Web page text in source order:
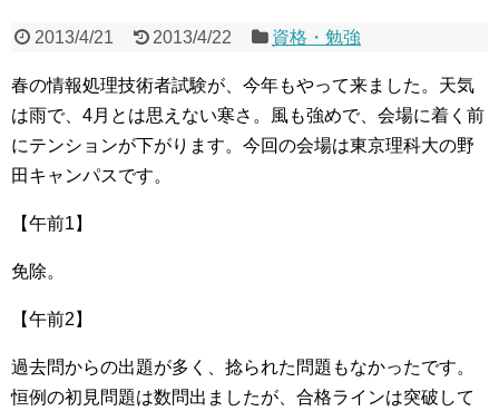
2013/4/21 2013/4/22 資格・勉強
春の情報処理技術者試験が、今年もやって来ました。天気
は雨で、4月とは思えない寒さ。風も強めで、会場に着く前
にテンションが下がります。今回の会場は東京理科大の野
田キャンパスです。
【午前1】
免除。
【午前2】
過去問からの出題が多く、捻られた問題もなかったです。
恒例の初見問題は数問出ましたが、合格ラインは突破して